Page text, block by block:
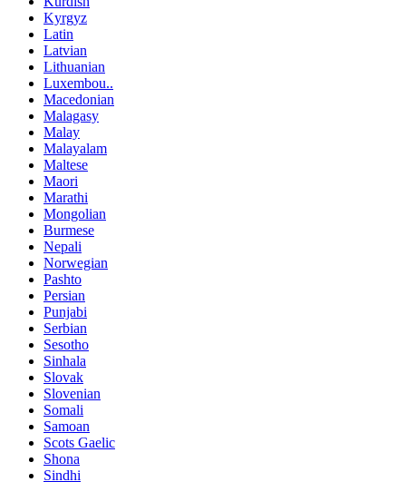
Kyrgyz
Latin
Latvian
Lithuanian
Luxembou..
Macedonian
Malagasy
Malay
Malayalam
Maltese
Maori
Marathi
Mongolian
Burmese
Nepali
Norwegian
Pashto
Persian
Punjabi
Serbian
Sesotho
Sinhala
Slovak
Slovenian
Somali
Samoan
Scots Gaelic
Shona
Sindhi